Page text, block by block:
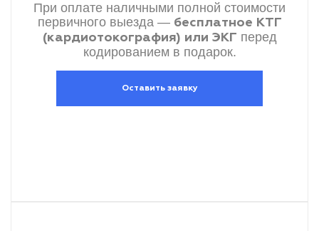
При оплате наличными полной стоимости
первичного выезда — бесплатное КТГ
(кардиотокография) или ЭКГ перед
кодированием в подарок.
Оставить заявку